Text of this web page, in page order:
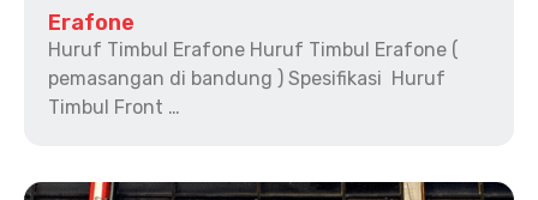
Erafone
Huruf Timbul Erafone Huruf Timbul Erafone (
pemasangan di bandung ) Spesifikasi Huruf
Timbul Front …